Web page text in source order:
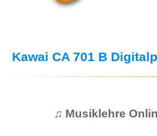
Kawai CA 701 B
♫ Musiklehre